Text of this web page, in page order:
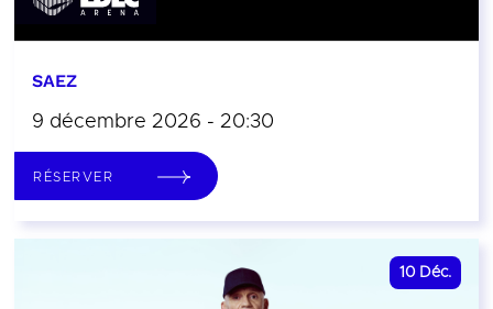
SAEZ
9 décembre 2026 - 20:30
RÉSERVER
10 Déc.